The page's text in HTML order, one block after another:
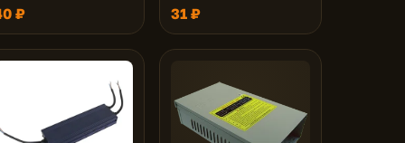
2-х конт. 8 mm
5 шт.
₽
разъема 2-х конт. 10
mm уп. 5 шт.
31 ₽